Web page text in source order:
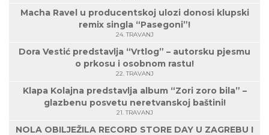
Macha Ravel u producentskoj ulozi donosi klupski
remix singla “Pasegoni”!
24. TRAVANJ
Dora Vestić predstavlja “Vrtlog” – autorsku pjesmu
o prkosu i osobnom rastu!
22. TRAVANJ
Klapa Kolajna predstavlja album “Zori zoro bila” –
glazbenu posvetu neretvanskoj baštini!
21. TRAVANJ
NOLA OBILJEŽILA RECORD STORE DAY U ZAGREBU I